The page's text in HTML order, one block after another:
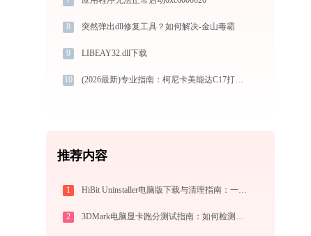
8 突然弹出dll修复工具？如何解决-金山毒霸
9 LIBEAY32.dll下载
10 (2026最新)专业指南：柯尼卡美能达C17打印机驱动的下载与安装步骤详解
推荐内容
1 HiBit Uninstaller电脑版下载与清理指南：一键强力卸载电脑顽固软件
2 3DMark电脑显卡跑分测试指南：如何检测显卡性能与看懂测试分数